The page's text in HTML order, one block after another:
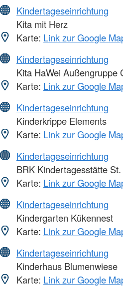
Kindertageseinrichtung
Kita mit Herz
Karte: Link zur Google
Kindertageseinrichtung
Kita HaWei Außengruppe
Karte: Link zur Google
Kindertageseinrichtung
Kinderkrippe Elements
Karte: Link zur Google
Kindertageseinrichtung
BRK Kindertagesstätte
Karte: Link zur Google
Kindertageseinrichtung
Kindergarten Kükennest
Karte: Link zur Google
Kindertageseinrichtung
Kinderhaus Blumenwiese
Karte: Link zur Google